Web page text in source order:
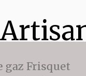
gaz Frisquet